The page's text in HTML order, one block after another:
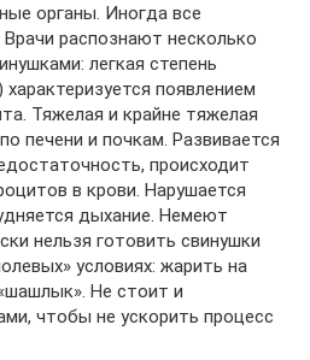
органы. Иногда все
распознают несколько
легкая степень
появлением
Тяжелая и крайне тяжелая
печени и почкам. Развивается
происходит
в крови. Нарушается
дыхание. Немеют
нельзя готовить свинушки
условиях: жарить на
Не стоит и
чтобы не ускорить процесс